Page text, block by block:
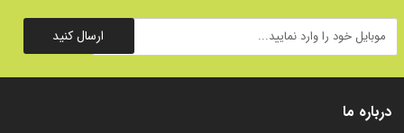
درباره ما
ارسال کنید